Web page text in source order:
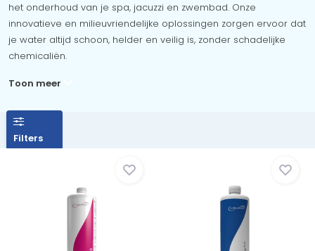
het onderhoud van je spa, jacuzzi en zwembad. Onze
innovatieve en milieuvriendelijke oplossingen zorgen ervoor dat
je water altijd schoon, helder en veilig is, zonder schadelijke
chemicaliën.
Toon meer
Filters